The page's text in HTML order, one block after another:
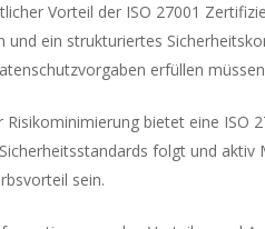
Vorteil der ISO 27001
und ein strukturiertes
erfüllen
Risikominimierung bietet eine ISO
folgt und aktiv
sein.